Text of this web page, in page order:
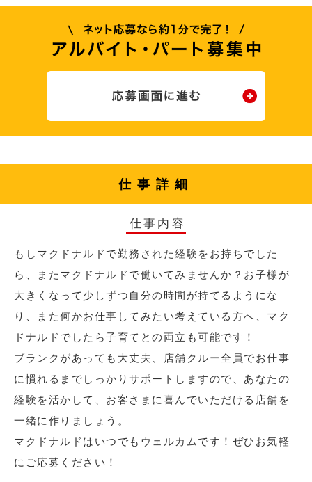
仕事詳細
仕事内容
もしマクドナルドで勤務された経験をお持ちでした
ら、またマクドナルドで働いてみませんか？お子様が
大きくなって少しずつ自分の時間が持てるようにな
り、また何かお仕事してみたい考えている方へ、マク
ドナルドでしたら子育てとの両立も可能です！
ブランクがあっても大丈夫、店舗クルー全員でお仕事
に慣れるまでしっかりサポートしますので、あなたの
経験を活かして、お客さまに喜んでいただける店舗を
一緒に作りましょう。
マクドナルドはいつでもウェルカムです！ぜひお気軽
にご応募ください！